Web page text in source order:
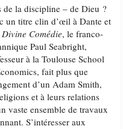
de la discipline – de Dieu ?
un titre clin d’œil à Dante et
Divine Comédie, le franco-
Paul Seabright,
à la Toulouse School
fait plus que
d’un Adam Smith,
et à leurs relations
vaste ensemble de travaux
S’intéresser aux